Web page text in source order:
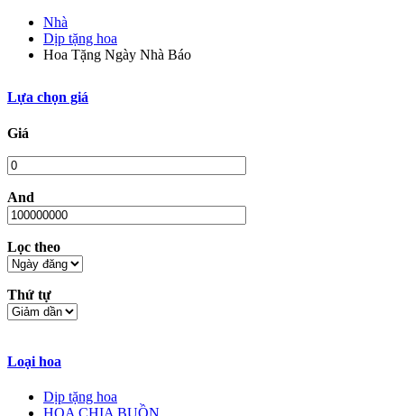
Nhà
Dịp tặng hoa
Hoa Tặng Ngày Nhà Báo
Lựa chọn giá
Giá
And
Lọc theo
Thứ tự
Loại hoa
Dịp tặng hoa
HOA CHIA BUỒN